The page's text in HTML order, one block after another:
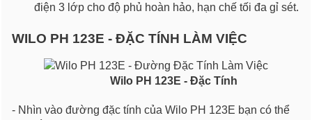
điện 3 lớp cho độ phủ hoàn hảo, hạn chế tối đa gỉ sét.
WILO PH 123E - ĐẶC TÍNH LÀM VIỆC
Wilo PH 123E - Đặc Tính
- Nhìn vào đường đặc tính của Wilo PH 123E bạn có thể